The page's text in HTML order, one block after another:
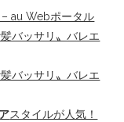
au Webポータル
バッサリ〟バレエ
バッサリ〟バレエ
スタイルが人気！